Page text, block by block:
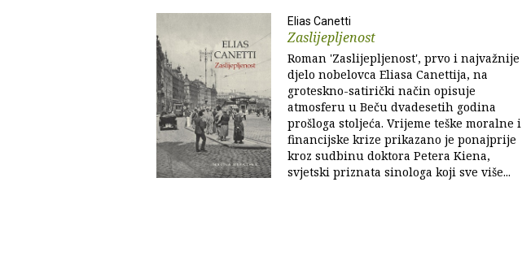
Elias Canetti
Zaslijepljenost
Roman 'Zaslijepljenost', prvo i najvažnije
djelo nobelovca Eliasa Canettija, na
groteskno-satirički način opisuje
atmosferu u Beču dvadesetih godina
prošloga stoljeća. Vrijeme teške moralne i
financijske krize prikazano je ponajprije
kroz sudbinu doktora Petera Kiena,
svjetski priznata sinologa koji sve više...